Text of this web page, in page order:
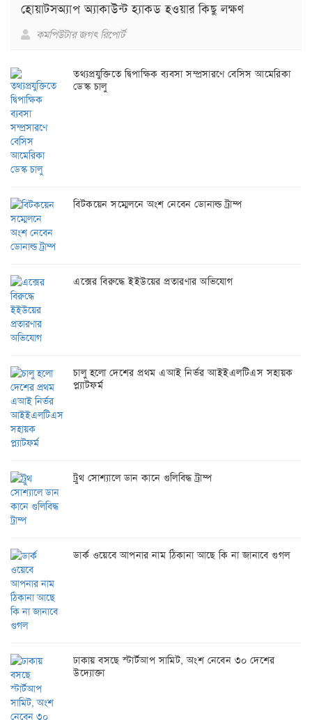
হোয়াটসঅ্যাপ অ্যাকাউন্ট হ্যাকড হওয়ার কিছু লক্ষণ
কমপিউটার জগৎ রিপোর্ট
তথ্যপ্রযুক্তিতে দ্বিপাক্ষিক ব্যবসা সম্প্রসারণে বেসিস আমেরিকা
ডেস্ক চালু
বিটকয়েন সম্মেলনে অংশ নেবেন ডোনাল্ড ট্রাম্প
এক্সের বিরুদ্ধে ইইউয়ের প্রতারণার অভিযোগ
চালু হলো দেশের প্রথম এআই নির্ভর আইইএলটিএস সহায়ক
প্ল্যাটফর্ম
ট্রুথ সোশ্যালে ডান কানে গুলিবিদ্ধ ট্রাম্প
ডার্ক ওয়েবে আপনার নাম ঠিকানা আছে কি না জানাবে গুগল
ঢাকায় বসছে স্টার্টআপ সামিট, অংশ নেবেন ৩০ দেশের
উদ্যোক্তা